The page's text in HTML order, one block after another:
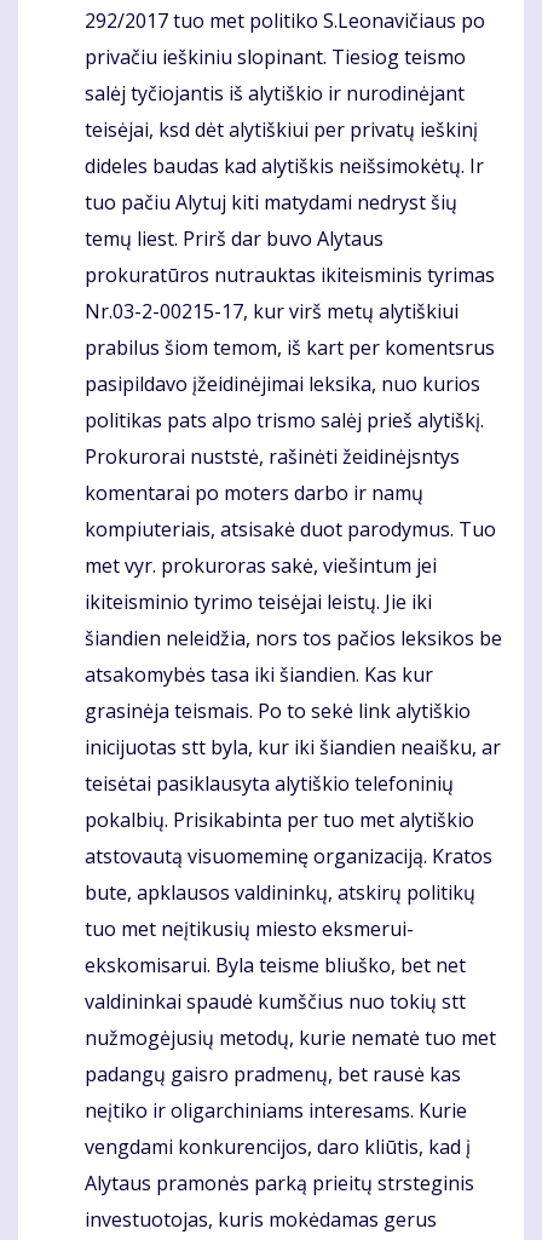
292/2017 tuo met politiko S.Leonavičiaus po
privačiu ieškiniu slopinant. Tiesiog teismo
salėj tyčiojantis iš alytiškio ir nurodinėjant
teisėjai, ksd dėt alytiškiui per privatų ieškinį
dideles baudas kad alytiškis neišsimokėtų. Ir
tuo pačiu Alytuj kiti matydami nedryst šių
temų liest. Prirš dar buvo Alytaus
prokuratūros nutrauktas ikiteisminis tyrimas
Nr.03-2-00215-17, kur virš metų alytiškiui
prabilus šiom temom, iš kart per komentsrus
pasipildavo įžeidinėjimai leksika, nuo kurios
politikas pats alpo trismo salėj prieš alytiškį.
Prokurorai nuststė, rašinėti žeidinėjsntys
komentarai po moters darbo ir namų
kompiuteriais, atsisakė duot parodymus. Tuo
met vyr. prokuroras sakė, viešintum jei
ikiteisminio tyrimo teisėjai leistų. Jie iki
šiandien neleidžia, nors tos pačios leksikos be
atsakomybės tasa iki šiandien. Kas kur
grasinėja teismais. Po to sekė link alytiškio
inicijuotas stt byla, kur iki šiandien neaišku, ar
teisėtai pasiklausyta alytiškio telefoninių
pokalbių. Prisikabinta per tuo met alytiškio
atstovautą visuomeminę organizaciją. Kratos
bute, apklausos valdininkų, atskirų politikų
tuo met neįtikusių miesto eksmerui-
ekskomisarui. Byla teisme bliuško, bet net
valdininkai spaudė kumščius nuo tokių stt
nužmogėjusių metodų, kurie nematė tuo met
padangų gaisro pradmenų, bet rausė kas
neįtiko ir oligarchiniams interesams. Kurie
vengdami konkurencijos, daro kliūtis, kad į
Alytaus pramonės parką prieitų strsteginis
investuotojas, kuris mokėdamas gerus